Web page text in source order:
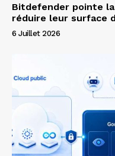
Bitdefender pointe
réduire leur surface
6 Juillet 2026